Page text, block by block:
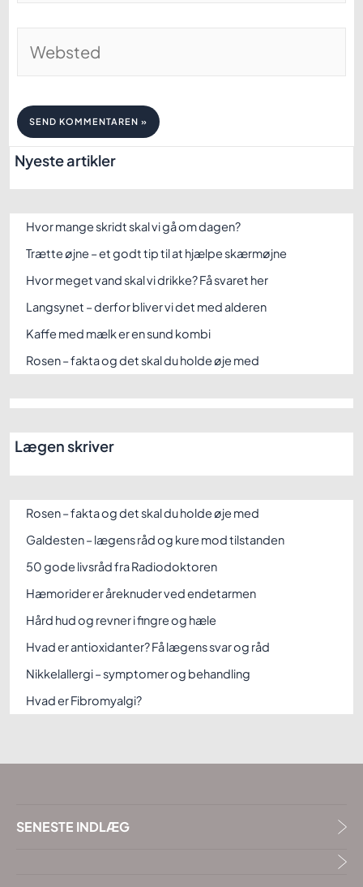
mail*
Nyeste artikler
Hvor mange skridt skal vi gå om dagen?
Trætte øjne – et godt tip til at hjælpe skærmøjne
Hvor meget vand skal vi drikke? Få svaret her
Langsynet – derfor bliver vi det med alderen
Kaffe med mælk er en sund kombi
Rosen – fakta og det skal du holde øje med
Lægen skriver
Rosen – fakta og det skal du holde øje med
Galdesten – lægens råd og kure mod tilstanden
50 gode livsråd fra Radiodoktoren
Hæmorider er åreknuder ved endetarmen
Hård hud og revner i fingre og hæle
Hvad er antioxidanter? Få lægens svar og råd
Nikkelallergi – symptomer og behandling
Hvad er Fibromyalgi?
SENESTE INDLÆG